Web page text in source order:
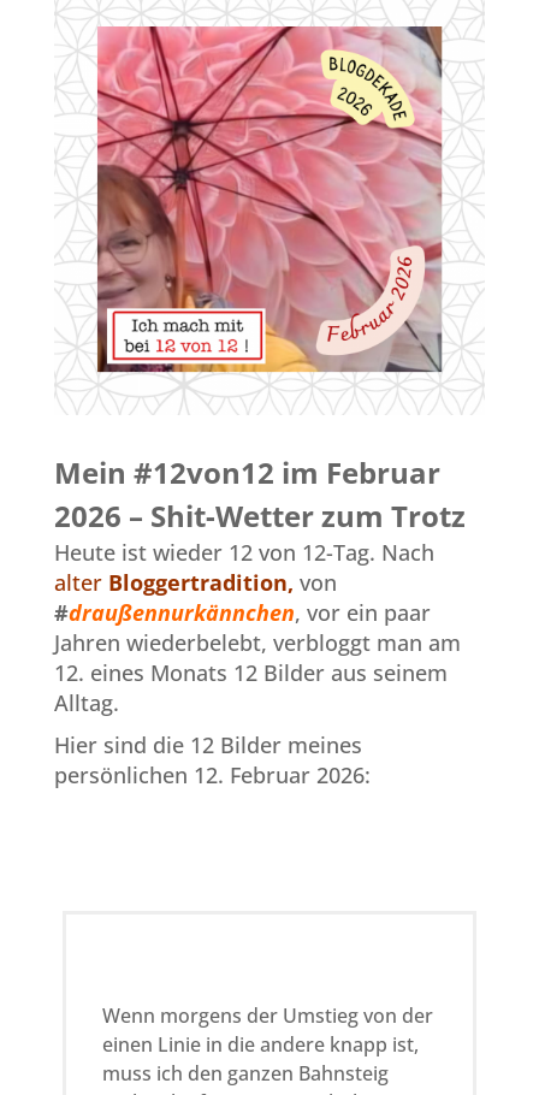
Mein #12von12 im Februar
2026 – Shit-Wetter zum Trotz
Heute ist wieder 12 von 12-Tag. Nach
alter Bloggertradition, von
#draußennurkännchen, vor ein paar
Jahren wiederbelebt, verbloggt man am
12. eines Monats 12 Bilder aus seinem
Alltag.
Hier sind die 12 Bilder meines
persönlichen 12. Februar 2026:
Wenn morgens der Umstieg von der
einen Linie in die andere knapp ist,
muss ich den ganzen Bahnsteig